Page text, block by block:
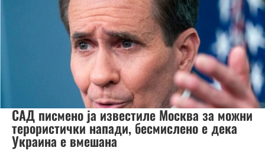
САД писмено ја известиле Москва за можни
терористички напади, бесмислено е дека
Украина е вмешана